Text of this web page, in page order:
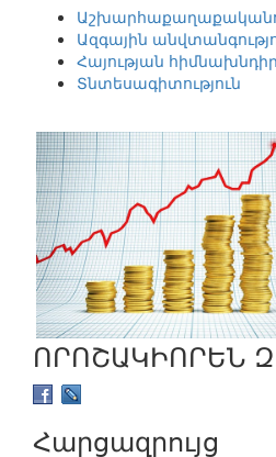
Ազգային
Հայության
Տնտեսագիտություն
ՈՐՈՇԱԿԻՈՐԵՆ
Հարցազրույց